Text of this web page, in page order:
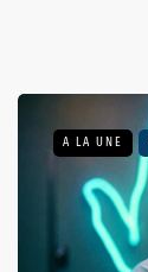
A LA UNE